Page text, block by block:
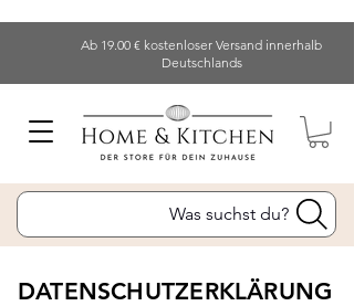
Ab 19.00 € kostenloser Versand innerhalb
Deutschlands
Was suchst du?
DATENSCHUTZERKLÄRUNG